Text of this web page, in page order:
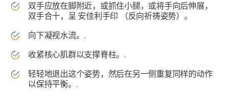
双手应放在脚附近，或抓住小腿，或将手向后伸展，
双手合十，呈 安佳利手印 （反向祈祷姿势）。
向下凝视水流。.
收紧核心肌群以支撑脊柱。.
轻轻地退出这个姿势，然后在另一侧重复同样的动作
以保持平衡。.